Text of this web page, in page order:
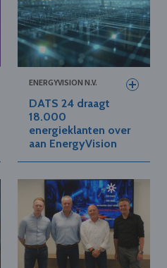
ENERGYVISION N.V.
DATS 24 draagt
18.000
energieklanten over
aan EnergyVision